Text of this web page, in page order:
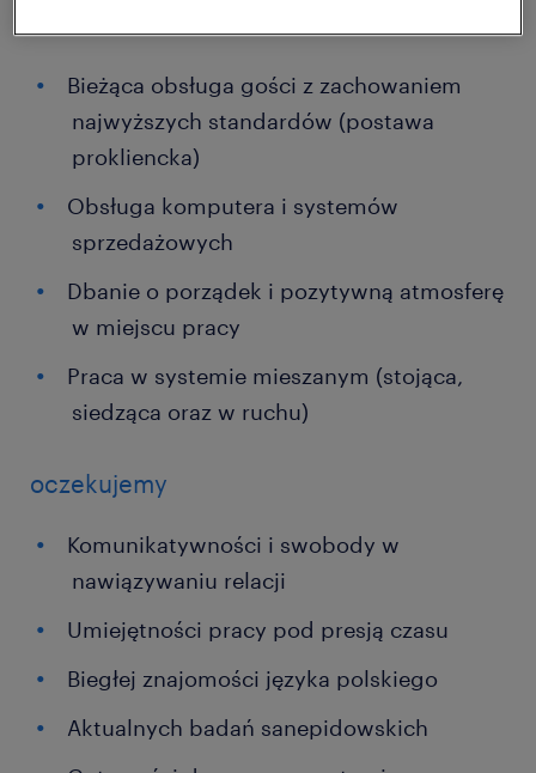
Bieżąca obsługa gości z zachowaniem
najwyższych standardów (postawa
prokliencka)
Obsługa komputera i systemów
sprzedażowych
Dbanie o porządek i pozytywną atmosferę
w miejscu pracy
Praca w systemie mieszanym (stojąca,
siedząca oraz w ruchu)
oczekujemy
Komunikatywności i swobody w
nawiązywaniu relacji
Umiejętności pracy pod presją czasu
Biegłej znajomości języka polskiego
Aktualnych badań sanepidowskich